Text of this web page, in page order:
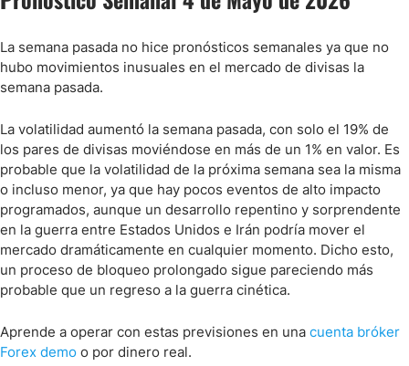
La semana pasada no hice pronósticos semanales ya que no
hubo movimientos inusuales en el mercado de divisas la
semana pasada.
La volatilidad aumentó la semana pasada, con solo el 19% de
los pares de divisas moviéndose en más de un 1% en valor. Es
probable que la volatilidad de la próxima semana sea la misma
o incluso menor, ya que hay pocos eventos de alto impacto
programados, aunque un desarrollo repentino y sorprendente
en la guerra entre Estados Unidos e Irán podría mover el
mercado dramáticamente en cualquier momento. Dicho esto,
un proceso de bloqueo prolongado sigue pareciendo más
probable que un regreso a la guerra cinética.
Aprende a operar con estas previsiones en una cuenta bróker
Forex demo o por dinero real.